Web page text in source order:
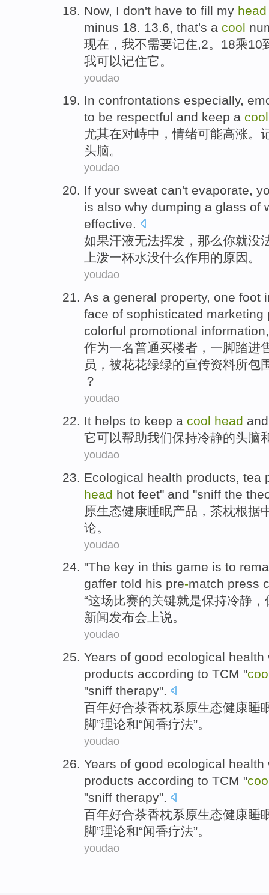
Now, I don't have to fill my head
minus 18 . 13.6, that's a cool
现在 ， 我不需要记住,2。 18乘10
我可以记住它 。
youdao
In confrontations especially,
to be respectful and keep a cool
尤其在对峙中 ，情绪可能高涨。
头脑。
youdao
If your sweat can't evaporate,
is also why dumping a glass of
effective.
如果汗液无法挥发 ，那么你就没
上泼一杯水没什么作用的原因。
youdao
As a general property, one foot
face of sophisticated marketing
colorful promotional information
作为一名普通买楼者， 一脚踏进
员 ，被花花绿绿的宣传资料所包
？
youdao
It helps to keep a cool head and
它可以帮助我们保持冷静的头脑
youdao
Ecological health products tea
head hot feet" and "sniff the
原生态健康睡眠产品 ， 茶枕根据
论 。
youdao
"The key in this game is to
gaffer told his pre-match press
“这场比赛的关键就是保持冷静 ，
新闻发布会上说。
youdao
Years of good ecological health
products according to TCM "
"sniff therapy".
百年好合茶香枕系原生态健康睡
脚”理论和“闻香疗法”。
youdao
Years of good ecological health
products according to TCM "
"sniff therapy".
百年好合茶香枕系原生态健康睡
脚”理论和“闻香疗法”。
youdao